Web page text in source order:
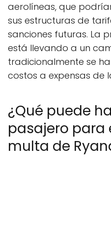
aerolíneas, que
sus estructuras de
sanciones futuras. La
está llevando a un
tradicionalmente se
costos a expensas de
¿Qué puede
pasajero para
multa de